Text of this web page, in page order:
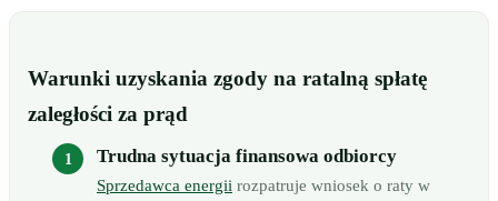
Warunki uzyskania zgody na ratalną spłatę
zaległości za prąd
Trudna sytuacja finansowa odbiorcy
Sprzedawca energii rozpatruje wniosek o raty w